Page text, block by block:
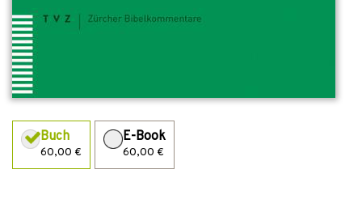
Buch
60,00 €
E-Book
60,00 €